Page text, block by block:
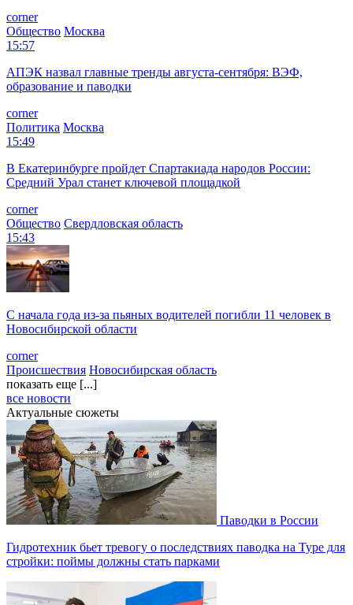
corner
Общество Москва
15:57
АПЭК назвал главные тренды августа-сентября: ВЭФ,
образование и паводки
corner
Политика Москва
15:49
В Екатеринбурге пройдет Спартакиада народов России:
Средний Урал станет ключевой площадкой
corner
Общество Свердловская область
15:43
С начала года из‑за пьяных водителей погибли 11 человек в
Новосибирской области
corner
Происшествия Новосибирская область
показать еще [...]
все новости
Актуальные сюжеты
Паводки в России
Гидротехник бьет тревогу о последствиях паводка на Туре для
стройки: поймы должны стать парками